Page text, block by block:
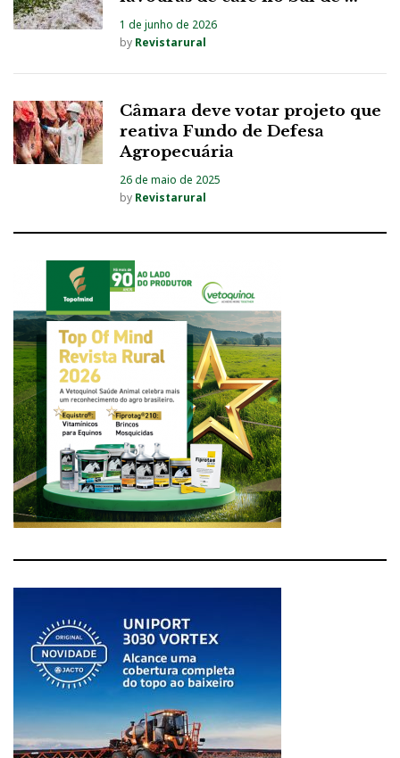
1 de junho de 2026
by Revistarural
Câmara deve votar projeto que
reativa Fundo de Defesa
Agropecuária
26 de maio de 2025
by Revistarural